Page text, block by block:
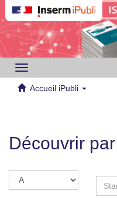
Toggle
navigation
Accueil iPubli
Découvrir